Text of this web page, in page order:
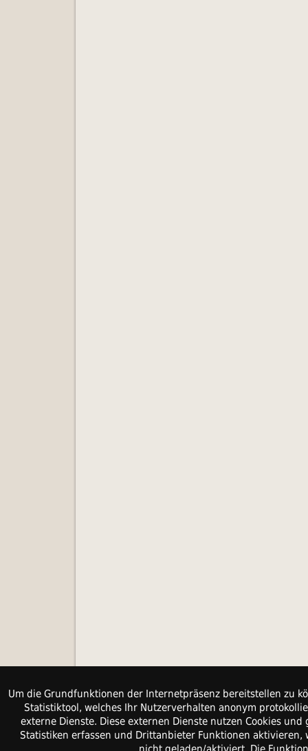
Um die Grundfunktionen der Internetpräsenz bereitstellen zu
Statistiktool, welches Ihr Nutzerverhalten anonym
externe Dienste. Diese externen Dienste nutzen Cookies
Statistiken erfassen und Drittanbieter Funktionen
nicht geladen/aktiviert. Die